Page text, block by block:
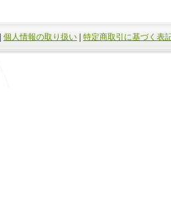
個人情報の取り扱い 特定商取引に基づく表